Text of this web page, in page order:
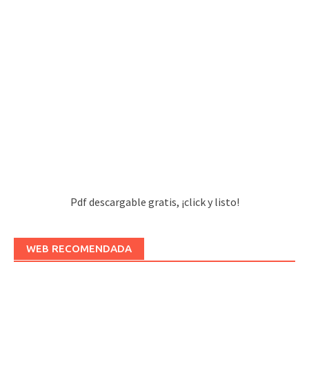
Pdf descargable gratis, ¡click y listo!
WEB RECOMENDADA